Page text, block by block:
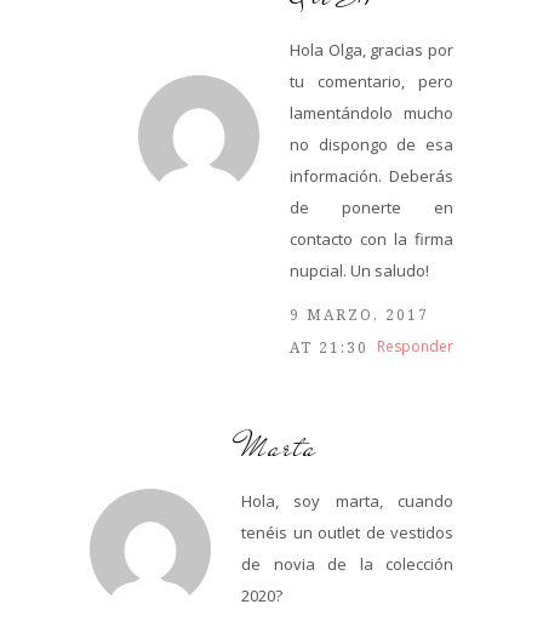
Hola Olga, gracias por
tu comentario, pero
lamentándolo mucho
no dispongo de esa
información. Deberás
de ponerte en
contacto con la firma
nupcial. Un saludo!
9 MARZO, 2017
AT 21:30
Responder
Marta
Hola, soy marta, cuando
tenéis un outlet de vestidos
de novia de la colección
2020?